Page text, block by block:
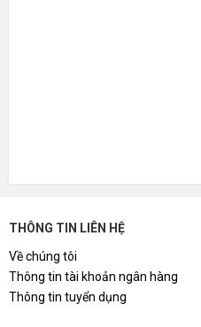
THÔNG TIN LIÊN HỆ
Về chúng tôi
Thông tin tài khoản ngân hàng
Thông tin tuyển dụng